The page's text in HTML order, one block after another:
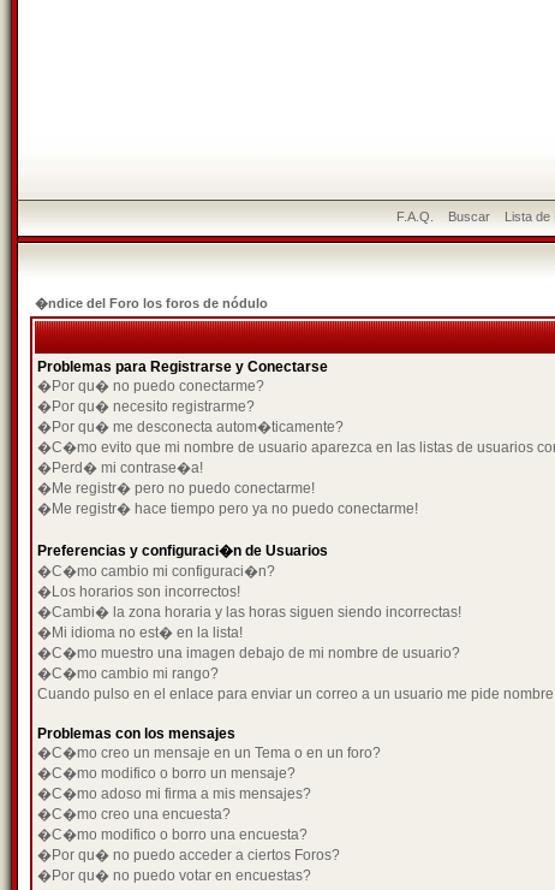
F.A.Q. Buscar Lista de
�ndice del Foro los foros de nódulo
Problemas para Registrarse y Conectarse
�Por qu� no puedo conectarme?
�Por qu� necesito registrarme?
�Por qu� me desconecta autom�ticamente?
�C�mo evito que mi nombre de usuario aparezca en las listas de usuarios
�Perd� mi contrase�a!
�Me registr� pero no puedo conectarme!
�Me registr� hace tiempo pero ya no puedo conectarme!
Preferencias y configuraci�n de Usuarios
�C�mo cambio mi configuraci�n?
�Los horarios son incorrectos!
�Cambi� la zona horaria y las horas siguen siendo incorrectas!
�Mi idioma no est� en la lista!
�C�mo muestro una imagen debajo de mi nombre de usuario?
�C�mo cambio mi rango?
Cuando pulso en el enlace para enviar un correo a un usuario me pide
Problemas con los mensajes
�C�mo creo un mensaje en un Tema o en un foro?
�C�mo modifico o borro un mensaje?
�C�mo adoso mi firma a mis mensajes?
�C�mo creo una encuesta?
�C�mo modifico o borro una encuesta?
�Por qu� no puedo acceder a ciertos Foros?
�Por qu� no puedo votar en encuestas?